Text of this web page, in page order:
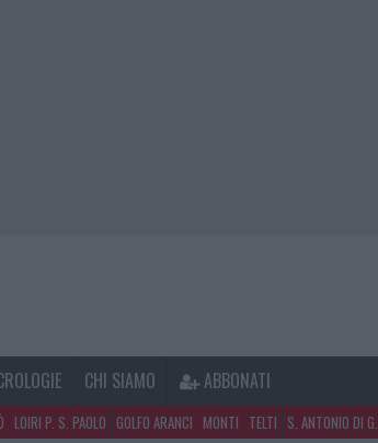
CHI SIAMO ABBONATI
LOIRI P. S. PAOLO GOLFO ARANCI MONTI TELTI S. ANTONIO DI G.